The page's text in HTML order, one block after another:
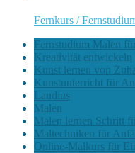
Fernkurs /
Fernstudium Malen
Kreativität entwickeln
Kunst lernen von
Kunstunterricht für
Laudius
Malen
Malen lernen Schritt
Maltechniken für
Online-Malkurs für